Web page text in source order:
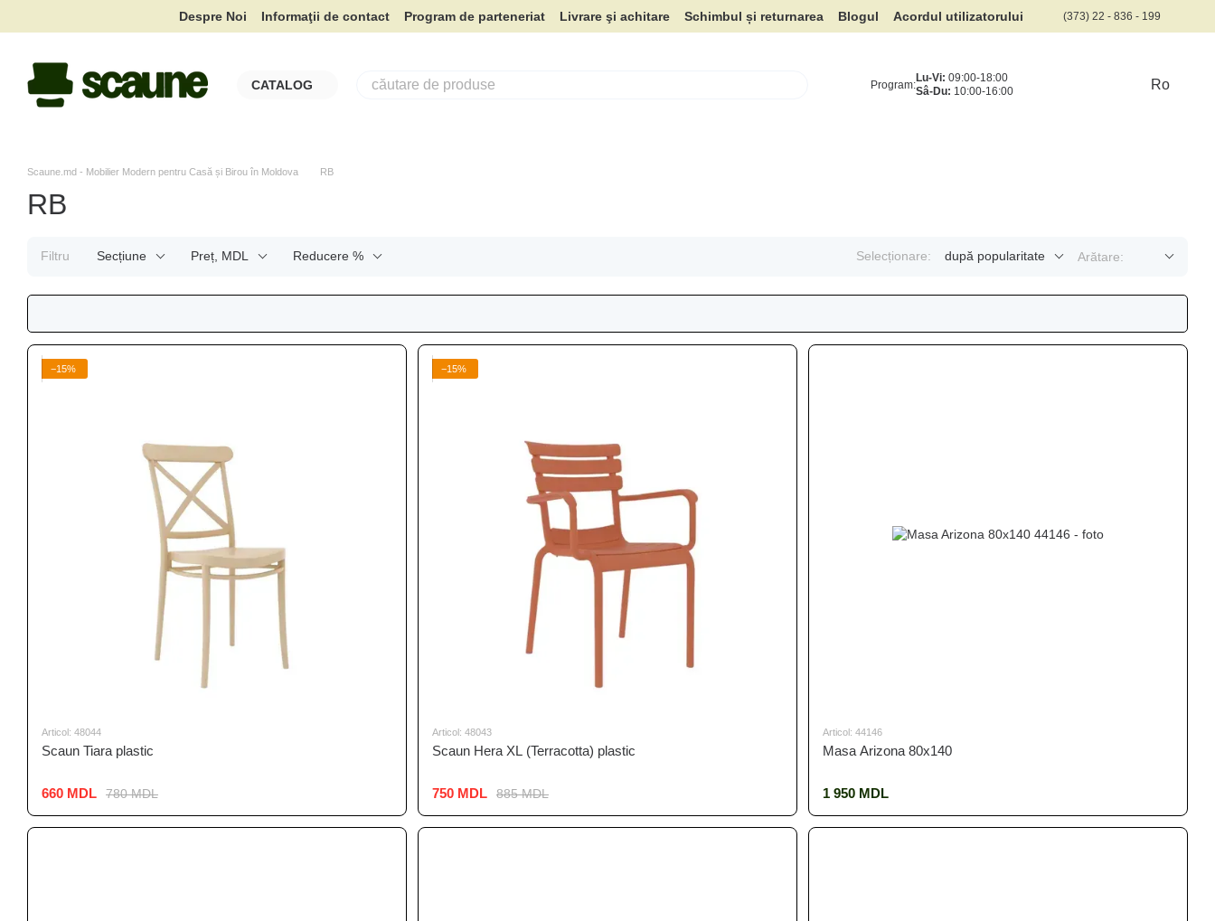
Despre Noi Informaţii de contact Program de parteneriat Livrare şi achitare Schimbul și returnarea Blogul Acordul utilizatorului (373) 22 - 836 - 199
CATALOG Program:
Lu-Vi: 09:00-18:00
Sâ-Du: 10:00-16:00 Ro
Scaune.md - Mobilier Modern pentru Casă și Birou în Moldova RB
RB
Filtru Seсțiune Preț, MDL Reducere % Selecționare: după popularitate Arătare:
−15%
Articol: 48044
Scaun Tiara plastic
780 MDL
660 MDL
−15%
Articol: 48043
Scaun Hera XL (Terracotta) plastic
885 MDL
750 MDL
Articol: 44146
Masa Arizona 80x140
1 950 MDL